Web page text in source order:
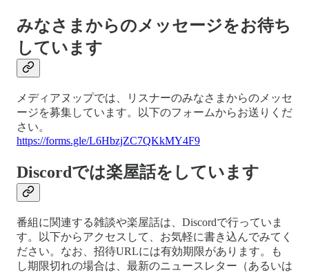
みなさまからのメッセージをお待ち
しています
メディアヌップでは、リスナーのみなさまからのメッセ
ージを募集しています。以下のフォームからお送りくだ
さい。
https://forms.gle/L6HbzjZC7QKkMY4F9
Discordでは楽屋話をしています
番組に関連する雑談や楽屋話は、Discordで行っていま
す。以下からアクセスして、お気軽に書き込んでみてく
ださい。なお、招待URLには有効期限があります。も
し期限切れの場合は、最新のニュースレター（あるいは